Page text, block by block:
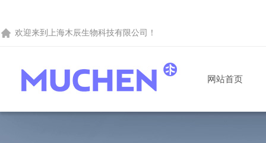
欢迎来到 上海木辰生物科技有限公司 ！
网站首页